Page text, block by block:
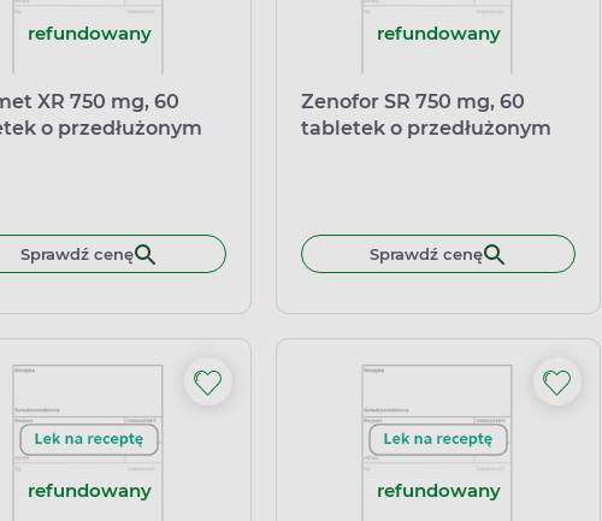
refundowany
XR 750 mg, 60
o przedłużonym
Sprawdź cenę
refundowany
Zenofor SR 750 mg, 60
tabletek o przedłużonym
Sprawdź cenę
refundowany refundowany